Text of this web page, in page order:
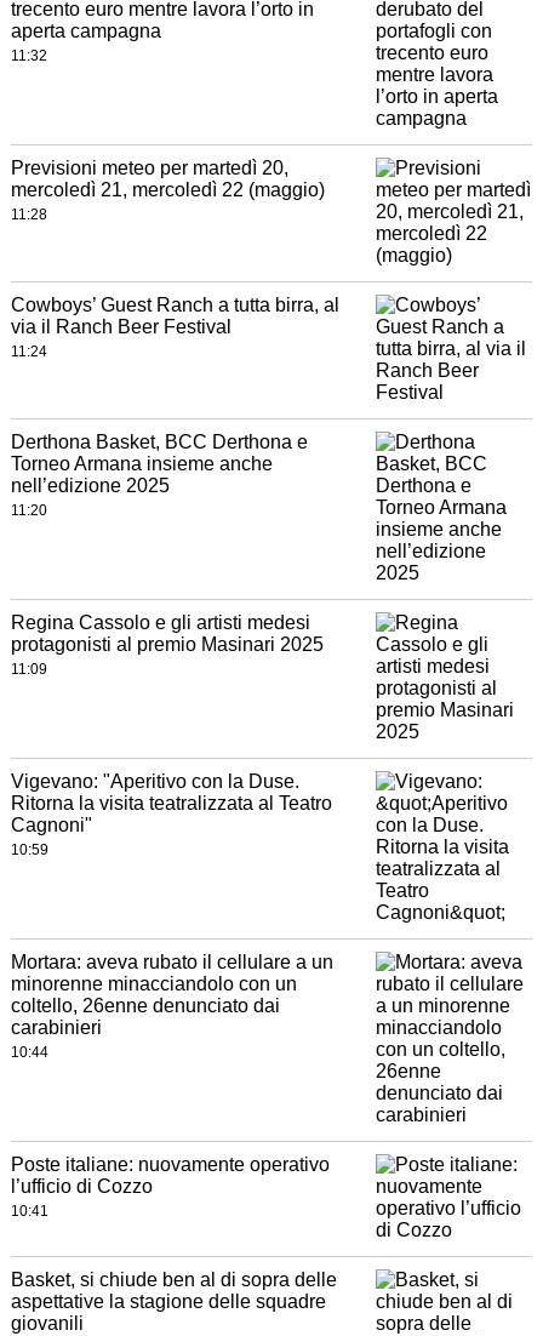
trecento euro mentre lavora l’orto in
aperta campagna
11:32
Previsioni meteo per martedì 20,
mercoledì 21, mercoledì 22 (maggio)
11:28
Cowboys’ Guest Ranch a tutta birra, al
via il Ranch Beer Festival
11:24
Derthona Basket, BCC Derthona e
Torneo Armana insieme anche
nell’edizione 2025
11:20
Regina Cassolo e gli artisti medesi
protagonisti al premio Masinari 2025
11:09
Vigevano: "Aperitivo con la Duse.
Ritorna la visita teatralizzata al Teatro
Cagnoni"
10:59
Mortara: aveva rubato il cellulare a un
minorenne minacciandolo con un
coltello, 26enne denunciato dai
carabinieri
10:44
Poste italiane: nuovamente operativo
l’ufficio di Cozzo
10:41
Basket, si chiude ben al di sopra delle
aspettative la stagione delle squadre
giovanili